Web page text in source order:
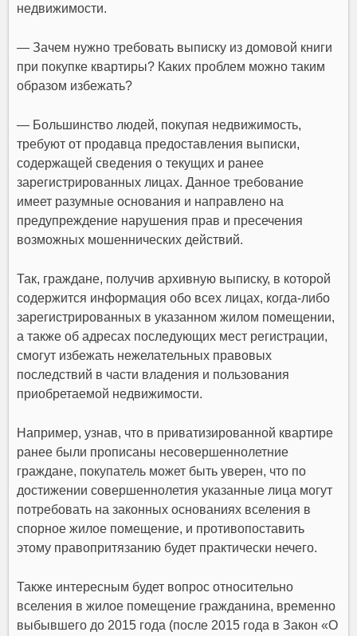
недвижимости.
— Зачем нужно требовать выписку из домовой книги
при покупке квартиры? Каких проблем можно таким
образом избежать?
— Большинство людей, покупая недвижимость,
требуют от продавца предоставления выписки,
содержащей сведения о текущих и ранее
зарегистрированных лицах. Данное требование
имеет разумные основания и направлено на
предупреждение нарушения прав и пресечения
возможных мошеннических действий.
Так, граждане, получив архивную выписку, в которой
содержится информация обо всех лицах, когда-либо
зарегистрированных в указанном жилом помещении,
а также об адресах последующих мест регистрации,
смогут избежать нежелательных правовых
последствий в части владения и пользования
приобретаемой недвижимости.
Например, узнав, что в приватизированной квартире
ранее были прописаны несовершеннолетние
граждане, покупатель может быть уверен, что по
достижении совершеннолетия указанные лица могут
потребовать на законных основаниях вселения в
спорное жилое помещение, и противопоставить
этому правопритязанию будет практически нечего.
Также интересным будет вопрос относительно
вселения в жилое помещение гражданина, временно
выбывшего до 2015 года (после 2015 года в Закон «О